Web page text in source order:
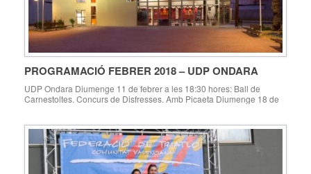
PROGRAMACIÓ FEBRER 2018 – UDP ONDARA
UDP Ondara Diumenge 11 de febrer a les 18:30 hores: Ball de
Carnestoltes. Concurs de Disfresses. Amb Picaeta Diumenge 18 de
Ondara